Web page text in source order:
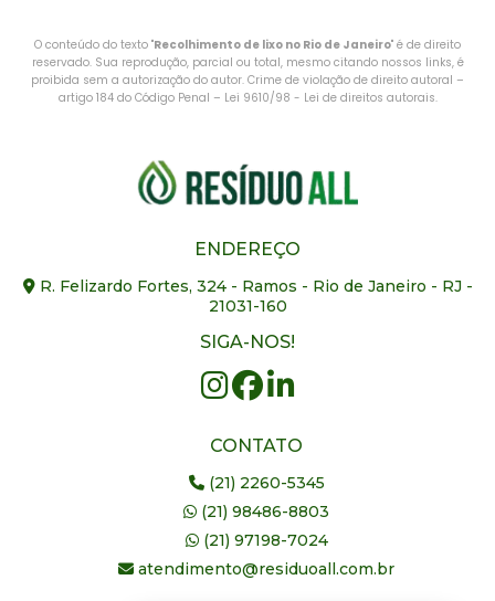
O conteúdo do texto "Recolhimento de lixo no Rio de Janeiro" é de direito
reservado. Sua reprodução, parcial ou total, mesmo citando nossos links, é
proibida sem a autorização do autor. Crime de violação de direito autoral –
artigo 184 do Código Penal – Lei 9610/98 - Lei de direitos autorais.
ENDEREÇO
R. Felizardo Fortes, 324 - Ramos - Rio de Janeiro - RJ -
21031-160
SIGA-NOS!
CONTATO
(21) 2260-5345
(21) 98486-8803
(21) 97198-7024
atendimento@residuoall.com.br